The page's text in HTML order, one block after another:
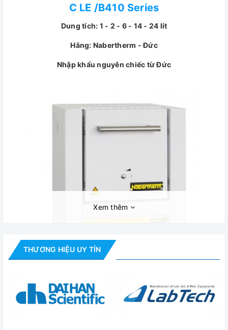
C LE /B410 Series
Dung tích: 1 - 2 - 6 - 14 - 24 lít
Hãng: Nabertherm - Đức
Nhập khẩu nguyên chiếc từ Đức
Lò nung thí nghiệm LE 1/11/R7
Xem thêm
THƯƠNG HIỆU UY TÍN